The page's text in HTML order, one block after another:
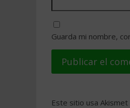
Guarda mi nombre,
Este sitio usa